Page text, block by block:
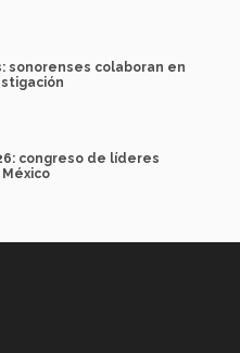
sonorenses colaboran en
congreso de líderes